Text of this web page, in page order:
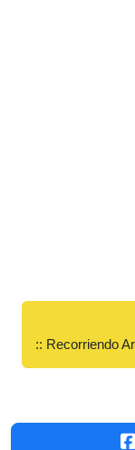
:: Recorriendo